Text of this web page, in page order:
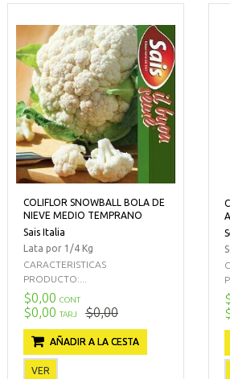
COLIFLOR SNOWBALL BOLA DE
NIEVE MEDIO TEMPRANO
Sais Italia
Lata por 1/4 Kg
CARACTERISTICAS
PRODUCTO:...
$0,00 CONT
$0,00 TARJ $0,00
AÑADIR A LA CESTA
VER